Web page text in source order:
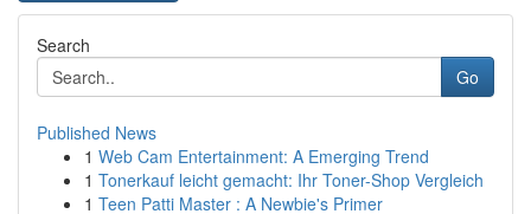
Search
Go
Published News
1 Web Cam Entertainment: A Emerging Trend
1 Tonerkauf leicht gemacht: Ihr Toner-Shop Vergleich
1 Teen Patti Master : A Newbie's Primer